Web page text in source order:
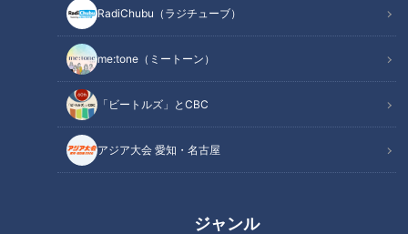
RadiChubu（ラジチューブ）
me:tone（ミートーン）
「ビートルズ」とCBC
アジア大会 愛知・名古屋
ジャンル
皮膚の状態を自ら言葉で…小
１男児の伝えたいこと‥配信
型ドキュメンタリー「ピエ
ロと呼ばれた息子」第118話
ドキュメンタリー
ピエロと呼ばれた息子
2024/02/21 19:00
ドキュメンタリー
災害発生時、どうする？“か
ゆみ”と闘いながら生き抜く
リー「ピエロと呼ばれた息
動画